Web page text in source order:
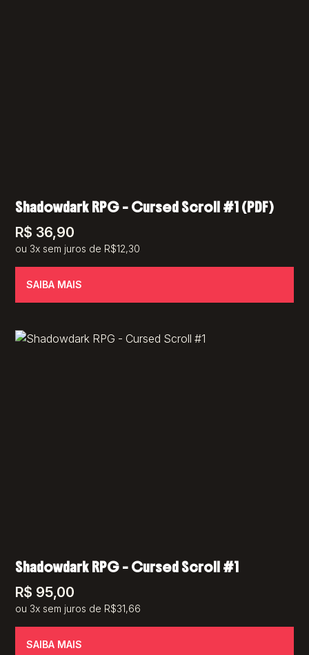
Shadowdark RPG – Cursed Scroll #1 (PDF)
R$ 36,90
ou 3x sem juros de R$12,30
SAIBA MAIS
Shadowdark RPG – Cursed Scroll #1
R$ 95,00
ou 3x sem juros de R$31,66
SAIBA MAIS